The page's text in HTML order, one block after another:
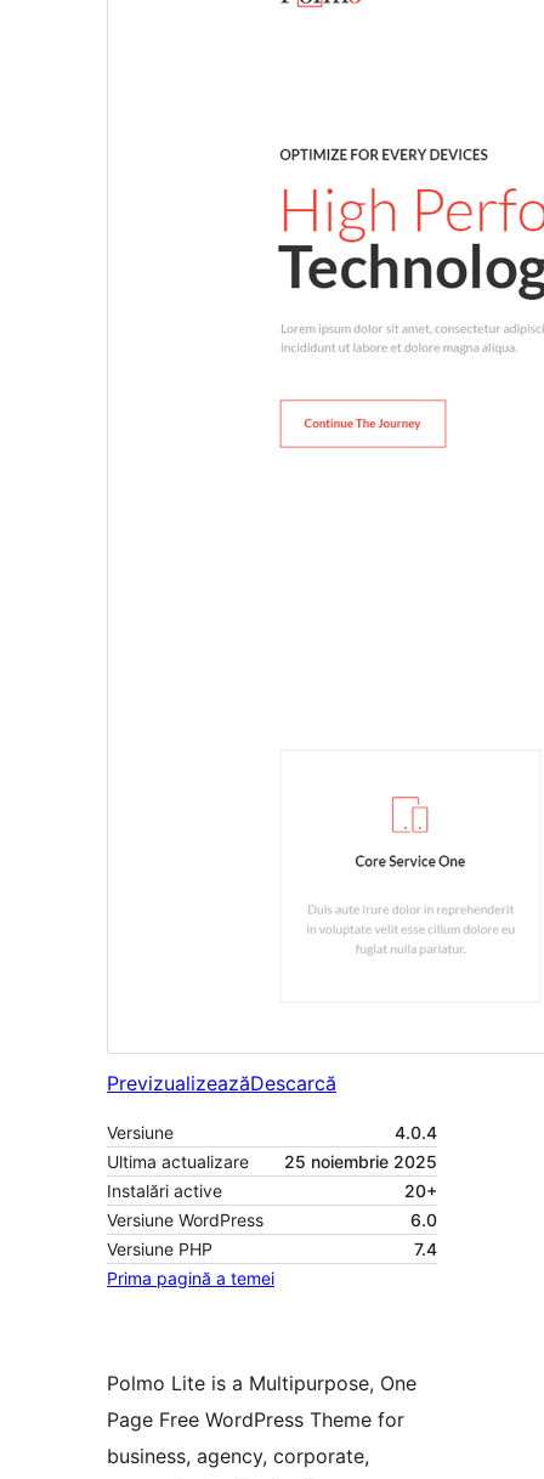
PrevizualizeazăDescarcă
Versiune
4.0.4
Ultima actualizare
25 noiembrie 2025
Instalări active
20+
Versiune WordPress
6.0
Versiune PHP
7.4
Prima pagină a temei
Polmo Lite is a Multipurpose, One
Page Free WordPress Theme for
business, agency, corporate,